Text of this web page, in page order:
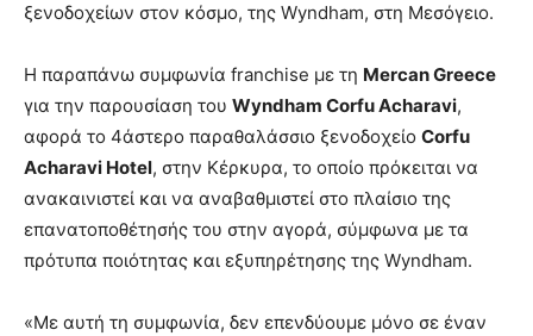
ξενοδοχείων στον κόσμο, της Wyndham, στη Μεσόγειο.
Η παραπάνω συμφωνία franchise με τη Mercan Greece
για την παρουσίαση του Wyndham Corfu Acharavi,
αφορά το 4άστερο παραθαλάσσιο ξενοδοχείο Corfu
Acharavi Hotel, στην Κέρκυρα, το οποίο πρόκειται να
ανακαινιστεί και να αναβαθμιστεί στο πλαίσιο της
επανατοποθέτησής του στην αγορά, σύμφωνα με τα
πρότυπα ποιότητας και εξυπηρέτησης της Wyndham.
«Με αυτή τη συμφωνία, δεν επενδύουμε μόνο σε έναν